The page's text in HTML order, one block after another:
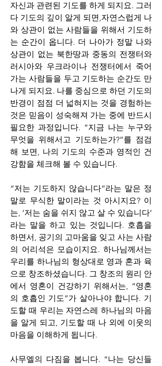
자신과 관련된 기도를 하게 되지요. 그러
다 기도의 깊이 알게 되면,자연스럽게 나
와 상관이 없는 사람들을 위해서 기도하
는 순간이 옵니다. 더 나아가 정말 나와
상관이 없는 북한땅과 중동의 전쟁터와
러시아와 우크라이나 전쟁터에서 죽어
가는 사람들을 두고 기도하는 순간도 만
나게 되지요. 나를 중심으로 하던 기도의
반경이 점점 더 넓혀지는 것을 경험하는
것은 믿음이 성숙해져 가는 중에 반드시
필요한 과정입니다. “지금 나는 누구와
무엇을 위해서고 기도하는가?”를 점검
해 보면, 나의 기도의 수준과 영적인 건
강함을 체크해 볼 수 있습니다.
“저는 기도하지 않습니다”라는 말은 정
말로 무식한 말이라는 것 아시지요? 이
는, ‘저는 숨을 쉬지 않고 살 수 있습니다’
라는 말을 하고 있는 것입니다. 호흡을
하면서, 공기의 고마움을 잊고 사는 사람
의 어리석은 모습이지요. 하나님께서는
우리를 하나님의 형상대로 영과 혼과 육
으로 창조하셨습니다. 그 창조의 원리 안
에서 영혼이 건강하기 위해서는, “영혼
의 호흡인 기도”가 살아나야 합니다. 기
도할 때 우리는 자연스레 하나님의 마음
을 알게 되고, 기도할 때 나 외에 이웃의
마음을 이해하게 됩니다.
사무엘의 다짐을 봅니다. “나는 당신들